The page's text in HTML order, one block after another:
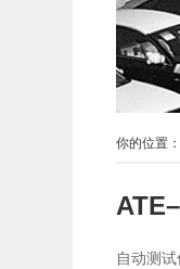
你的位置
自动测试